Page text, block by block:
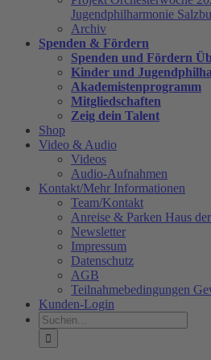
Jugendphilharmonie
Archiv
Spenden & Fördern
Spenden und Fördern
Kinder und
Akademistenprogramm
Mitgliedschaften
Zeig dein Talent
Shop
Video & Audio
Videos
Audio-Aufnahmen
Kontakt/Mehr Informationen
Team/Kontakt
Anreise & Parken Haus
Newsletter
Impressum
Datenschutz
AGB
Teilnahmebedingungen
Kunden-Login
Suche
nach: